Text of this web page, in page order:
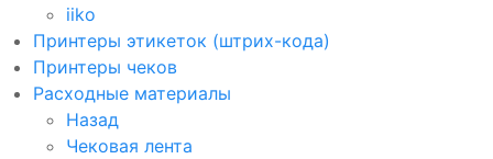
iiko
Принтеры этикеток (штрих-кода)
Принтеры чеков
Расходные материалы
Назад
Чековая лента